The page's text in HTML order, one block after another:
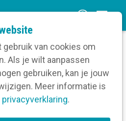
van cookies om
Als je wilt aanpassen
gebruiken, kan je jouw
Meer informatie is
privacyverklaring.
n
m
zo bereik je
vrijetijdsaanbod